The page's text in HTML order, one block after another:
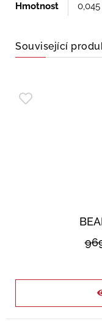
Hmotnost
Související